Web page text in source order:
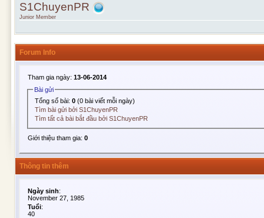
S1ChuyenPR
Junior Member
Forum Info
Tham gia ngày: 13-06-2014
Bài gửi
Tổng số bài:0 (0 bài viết mỗi ngày)
Tìm bài gửi bởi S1ChuyenPR
Tìm tất cả bài bắt đầu bởi S1ChuyenPR
Giới thiệu tham gia: 0
Thông tin thêm
Ngày sinh:
November 27, 1985
Tuổi:
40